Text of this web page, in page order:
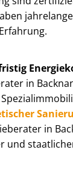
jahrelange
Erfahrung.
in
in
und